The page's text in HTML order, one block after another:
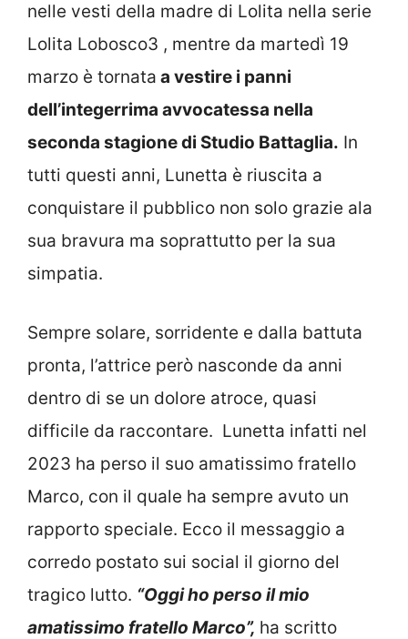
nelle vesti della madre di Lolita nella serie
Lolita Lobosco3 , mentre da martedì 19
marzo è tornata a vestire i panni
dell’integerrima avvocatessa nella
seconda stagione di Studio Battaglia. In
tutti questi anni, Lunetta è riuscita a
conquistare il pubblico non solo grazie ala
sua bravura ma soprattutto per la sua
simpatia.
Sempre solare, sorridente e dalla battuta
pronta, l’attrice però nasconde da anni
dentro di se un dolore atroce, quasi
difficile da raccontare. Lunetta infatti nel
2023 ha perso il suo amatissimo fratello
Marco, con il quale ha sempre avuto un
rapporto speciale. Ecco il messaggio a
corredo postato sui social il giorno del
tragico lutto. “Oggi ho perso il mio
amatissimo fratello Marco”, ha scritto